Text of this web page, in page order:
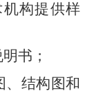
构提供样
书；
、结构图和